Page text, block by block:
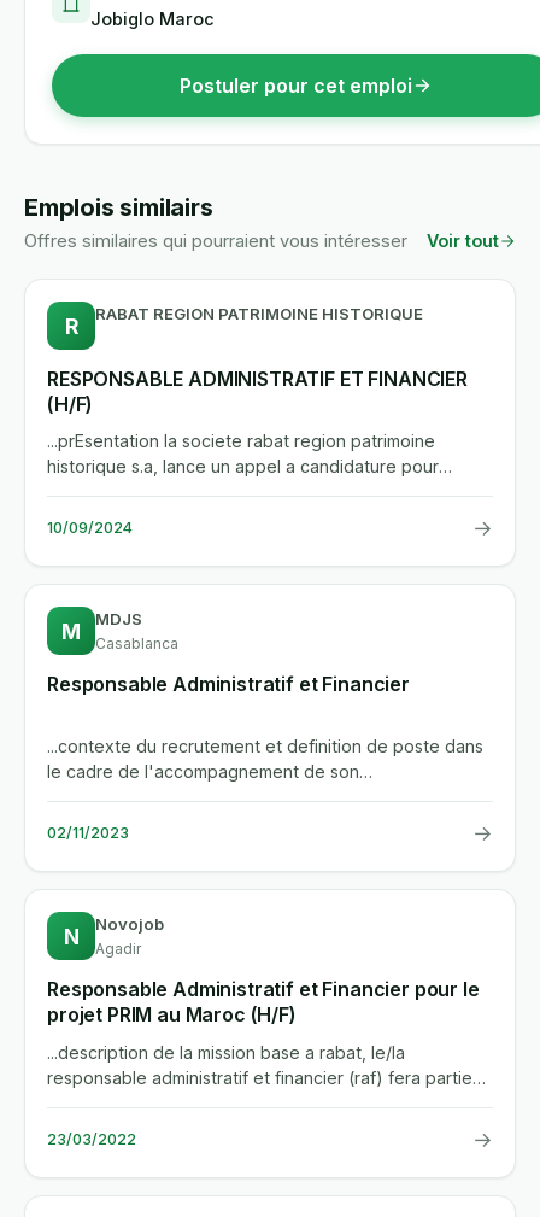
Jobiglo Maroc
Postuler pour cet emploi
Emplois similairs
Offres similaires qui pourraient vous intéresser Voir tout
R RABAT REGION PATRIMOINE HISTORIQUE
RESPONSABLE ADMINISTRATIF ET FINANCIER
(H/F)
...prEsentation la societe rabat region patrimoine
historique s.a, lance un appel a candidature pour
occuper le poste de...
10/09/2024 →
M MDJS
Casablanca
Responsable Administratif et Financier
...contexte du recrutement et definition de poste dans
le cadre de l'accompagnement de son
developpement, la marocaine des...
02/11/2023 →
N Novojob
Agadir
Responsable Administratif et Financier pour le
projet PRIM au Maroc (H/F)
...description de la mission base a rabat, le/la
responsable administratif et financier (raf) fera partie
d'une...
23/03/2022 →